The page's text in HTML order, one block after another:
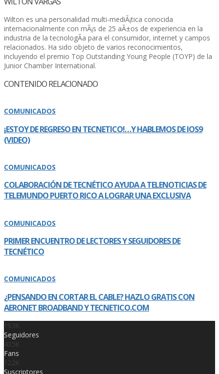
Wilton es una personalidad multi-mediÃ¡tica conocida
internacionalmente con mÃ¡s de 25 aÃ±os de experiencia en la
industria de la tecnologÃ­a para el consumidor, internet y campos
relacionados. Ha sido objeto de varios reconocimientos,
incluyendo el premio Top Outstanding Young People (TOYP) de la
Junior Chamber International.
CONTENIDO RELACIONADO
COMUNICADOS
¡ESTOY DE REGRESO EN TECNETICO!…Y HABLEMOS DE IOS9
(VIDEO)
COMUNICADOS
COLABORACIÓN DE TECNÉTICO AYUDA A TELENOTICIAS DE
TELEMUNDO PUERTO RICO A LOGRAR UNA EXCLUSIVA
COMUNICADOS
PRIMER ENCUENTRO DE LECTORES Y SEGUIDORES DE
TECNÉTICO
COMUNICADOS
¿PENSANDO EN CORTAR EL CABLE? HAZLO GRATIS CON
AERONET BROADBAND Y TECNETICO.COM
19.3K
Seguidores
43.5K
Fans
12.2K
Suscriptores